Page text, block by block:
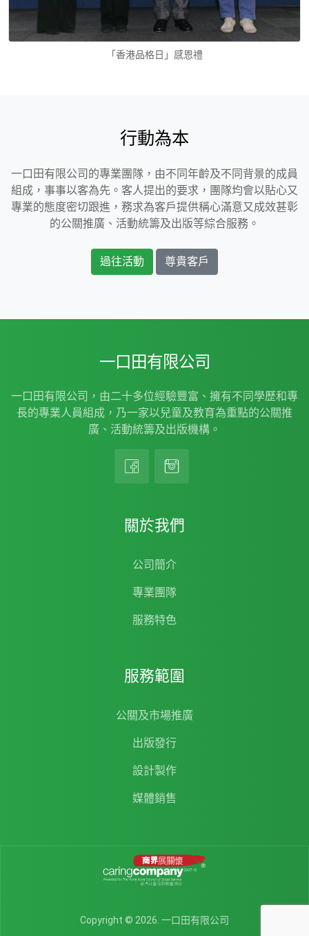
「香港品格日」感恩禮
行動為本
一口田有限公司的專業團隊，由不同年齡及不同背景的成員
組成，事事以客為先。客人提出的要求，團隊均會以貼心又
專業的態度密切跟進，務求為客戶提供稱心滿意又成效甚彰
的公關推廣、活動統籌及出版等綜合服務。
過往活動 尊貴客戶
一口田有限公司
一口田有限公司，由二十多位經驗豐富、擁有不同學歷和專
長的專業人員組成，乃一家以兒童及教育為重點的公關推
廣、活動統籌及出版機構。
關於我們
公司簡介
專業團隊
服務特色
服務範圍
公關及市場推廣
出版發行
設計製作
媒體銷售
Copyright © 2026. 一口田有限公司